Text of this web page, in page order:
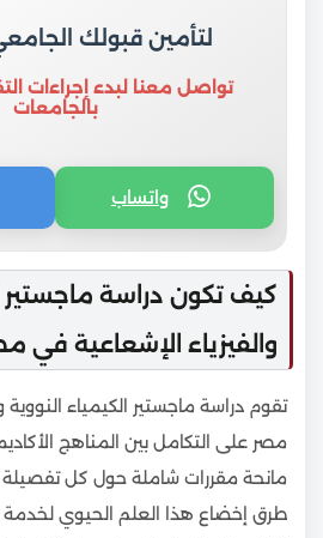
لتأمين قبولك
تواصل معنا لبدء إجراءات
بالجامعات
واتساب
كيف تكون دراسة ماجستير
والفيزياء الإشعاعية في
تقوم دراسة ماجستير الكيمياء النووية
مصر على التكامل بين المناهج
مانحة مقررات شاملة حول كل
طرق إخضاع هذا العلم الحيوي لخدمة